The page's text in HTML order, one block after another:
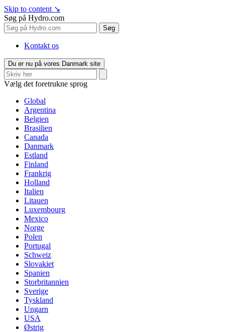
Skip to content ↘
Søg på Hydro.com
Søg
Kontakt os
Du er nu på vores Danmark site
Vælg det foretrukne sprog
Global
Argentina
Belgien
Brasilien
Canada
Danmark
Estland
Finland
Frankrig
Holland
Italien
Litauen
Luxembourg
Mexico
Norge
Polen
Portugal
Schweiz
Slovakiet
Spanien
Storbritannien
Sverige
Tyskland
Ungarn
USA
Østrig